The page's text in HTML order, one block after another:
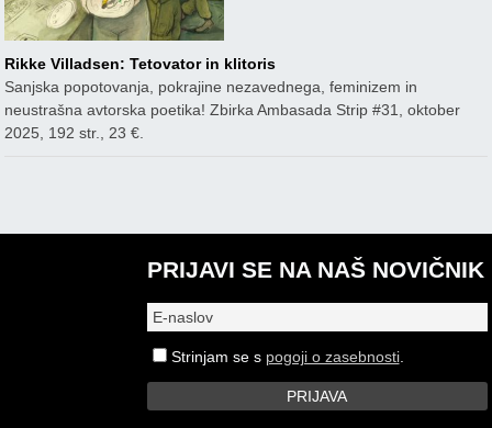
Rikke Villadsen: Tetovator in klitoris
Sanjska popotovanja, pokrajine nezavednega, feminizem in
neustrašna avtorska poetika! Zbirka Ambasada Strip #31, oktober
2025, 192 str., 23 €.
PRIJAVI SE NA NAŠ NOVIČNIK
Strinjam se s pogoji o zasebnosti.